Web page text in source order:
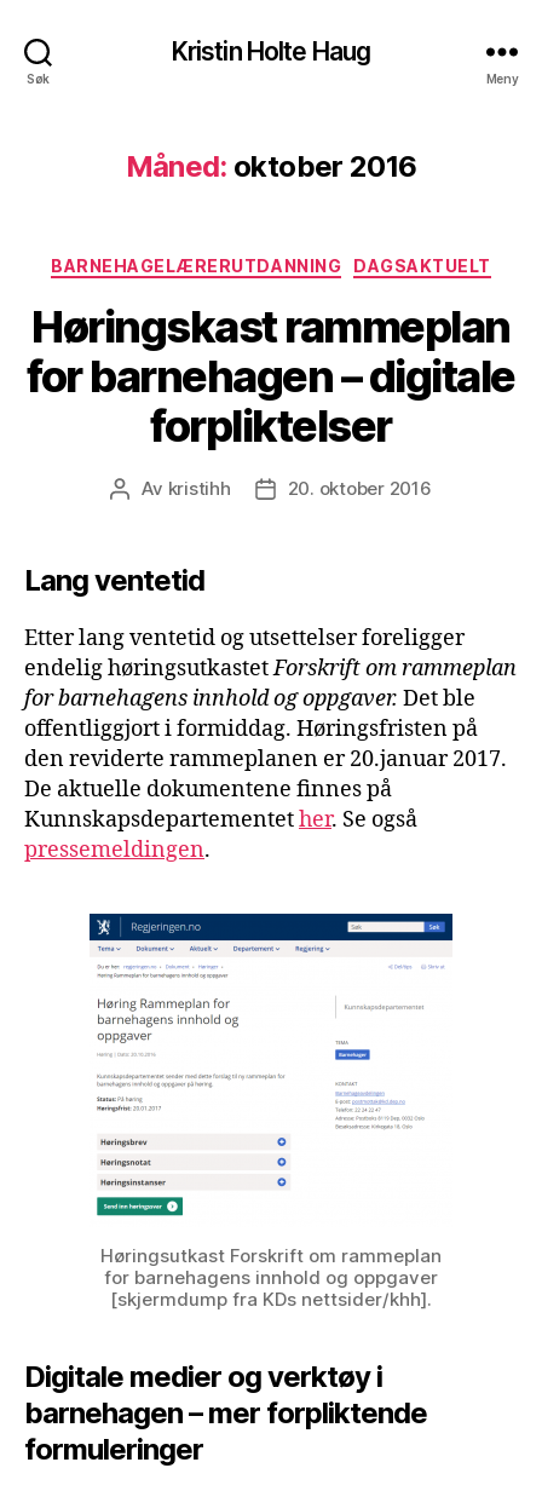
Søk
Kristin Holte Haug
Meny
Måned: oktober 2016
Kategorier
BARNEHAGELÆRERUTDANNING DAGSAKTUELT
Høringskast rammeplan
for barnehagen – digitale
forpliktelser
Innleggsforfatter
Av kristihh Publiseringsdato
20. oktober 2016
Lang ventetid
Etter lang ventetid og utsettelser foreligger
endelig høringsutkastetForskrift om rammeplan
for barnehagens innhold og oppgaver. Det ble
offentliggjort i formiddag. Høringsfristen på
den reviderte rammeplanen er 20.januar 2017.
De aktuelle dokumentene finnes på
Kunnskapsdepartementether. Se også
pressemeldingen.
Høringsutkast Forskrift om rammeplan
for barnehagens innhold og oppgaver
[skjermdump fra KDs nettsider/khh].
Digitale medier og verktøy i
barnehagen – mer forpliktende
formuleringer